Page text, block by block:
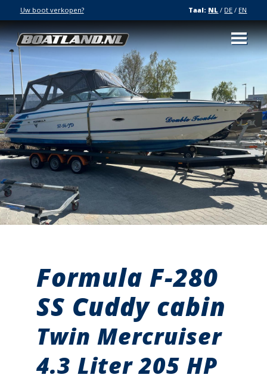
Uw boot verkopen? Taal: NL / DE / EN
Formula F-280
SS Cuddy cabin
Twin Mercruiser
4.3 Liter 205 HP